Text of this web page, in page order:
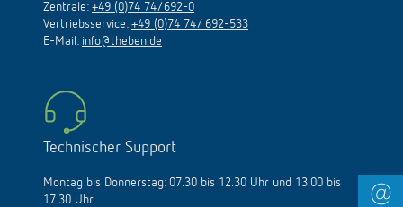
Zentrale: +49 (0)74 74/692-0
Vertriebsservice: +49 (0)74 74/ 692-533
E-Mail: info@theben.de
Technischer Support
Montag bis Donnerstag: 07.30 bis 12.30 Uhr und 13.00 bis
17.30 Uhr